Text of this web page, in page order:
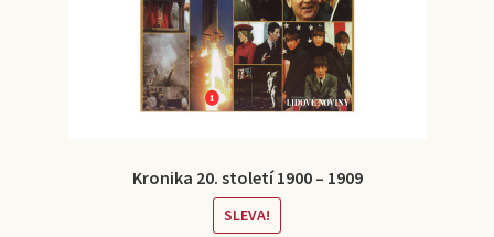
Kronika 20. století 1900 – 1909
SLEVA!